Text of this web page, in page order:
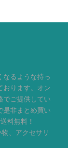
なるような持っ
おります。オン
でご提供してい
是非まとめ買い
料無料！
、アクセサリ